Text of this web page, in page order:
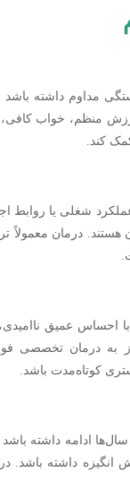
داشته باشد
منظم، خواب
کند.
شغلی یا روابط
درمان معمولاً
عمیق
به درمان تخصصی
کوتاه‌مدت باشد.
ادامه داشته باشد
داشته باشد.